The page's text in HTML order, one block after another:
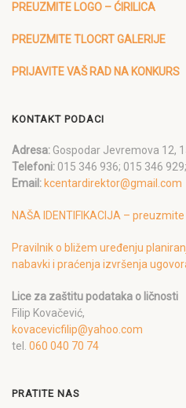
PREUZMITE LOGO – ĆIRILICA
PREUZMITE TLOCRT GALERIJE
PRIJAVITE VAŠ RAD NA KONKURS
KONTAKT PODACI
Adresa: Gospodar Jevremova 12,
Telefoni: 015 346 936; 015 346
Email: kcentardirektor@gmail.com
NAŠA IDENTIFIKACIJA – preuzmite
Pravilnik o bližem uređenju
nabavki i praćenja izvršenja
Lice za zaštitu podataka o ličnosti
Filip Kovačević,
kovacevicfilip@yahoo.com
tel. 060 040 70 74
PRATITE NAS